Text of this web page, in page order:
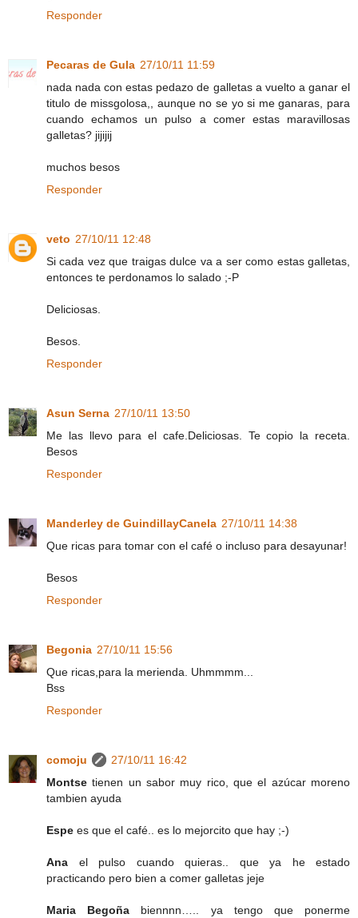
Responder
Pecaras de Gula 27/10/11 11:59
nada nada con estas pedazo de galletas a vuelto a ganar el
titulo de missgolosa,, aunque no se yo si me ganaras, para
cuando echamos un pulso a comer estas maravillosas
galletas? jijijij
muchos besos
Responder
veto 27/10/11 12:48
Si cada vez que traigas dulce va a ser como estas galletas,
entonces te perdonamos lo salado ;-P
Deliciosas.
Besos.
Responder
Asun Serna 27/10/11 13:50
Me las llevo para el cafe.Deliciosas. Te copio la receta.
Besos
Responder
Manderley de GuindillayCanela 27/10/11 14:38
Que ricas para tomar con el café o incluso para desayunar!
Besos
Responder
Begonia 27/10/11 15:56
Que ricas,para la merienda. Uhmmmm...
Bss
Responder
comoju
27/10/11 16:42
Montsetienen un sabor muy rico, que el azúcar moreno
tambien ayuda
Espe es que el café.. es lo mejorcito que hay ;-)
Ana el pulso cuando quieras.. que ya he estado
practicando pero bien a comer galletas jeje
Maria Begoña biennnn….. ya tengo que ponerme